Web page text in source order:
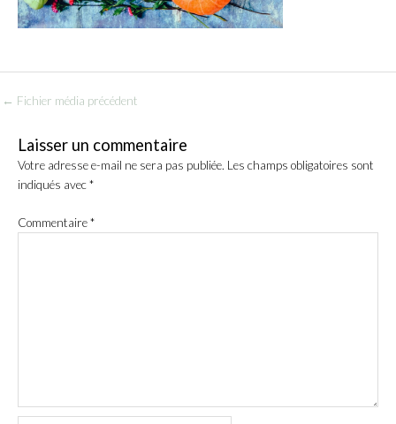
← Fichier média précédent
Laisser un commentaire
Votre adresse e-mail ne sera pas publiée. Les champs obligatoires sont
indiqués avec*
Commentaire*